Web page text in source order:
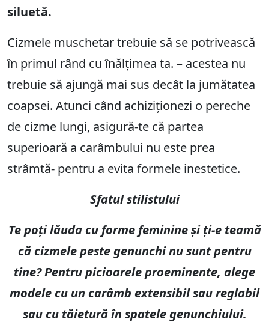
siluetă.
Cizmele muschetar trebuie să se potrivească
în primul rând cu înălțimea ta. – acestea nu
trebuie să ajungă mai sus decât la jumătatea
coapsei. Atunci când achiziționezi o pereche
de cizme lungi, asigură-te că partea
superioară a carâmbului nu este prea
strâmtă- pentru a evita formele inestetice.
Sfatul stilistului
Te poți lăuda cu forme feminine și ți-e teamă
că cizmele peste genunchi nu sunt pentru
tine? Pentru picioarele proeminente, alege
modele cu un carâmb extensibil sau reglabil
sau cu tăietură în spatele genunchiului.